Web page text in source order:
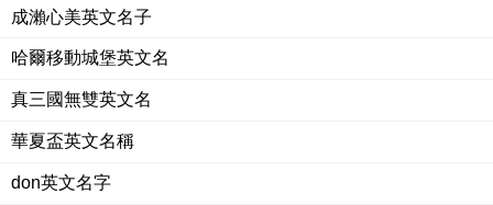
成瀨心美英文名子
哈爾移動城堡英文名
真三國無雙英文名
華夏盃英文名稱
don英文名字